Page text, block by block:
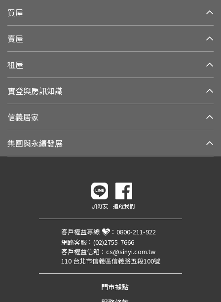
買屋
賣屋
租屋
實登與房訊知識
信義居家
集團與永續發展
加好友 追蹤我們
客戶權益專線 ： 0800-211-922
網路客服： (02)2755-7666
客戶權益信箱： cs@sinyi.com.tw
110 台北市信義區信義路五段100號
門市據點